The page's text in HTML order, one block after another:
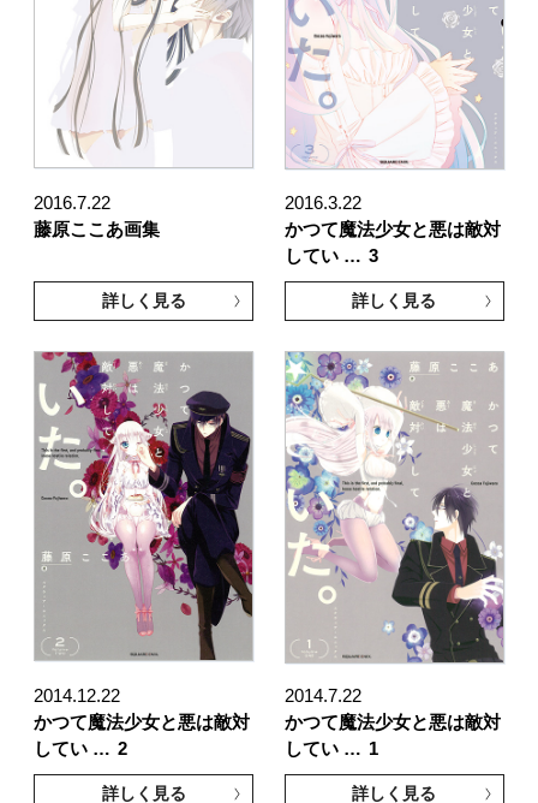
2016.7.22
藤原ここあ画集
詳しく見る
2016.3.22
かつて魔法少女と悪は敵対
してい … 3
詳しく見る
2014.12.22
かつて魔法少女と悪は敵対
してい … 2
詳しく見る
2014.7.22
かつて魔法少女と悪は敵対
してい … 1
詳しく見る